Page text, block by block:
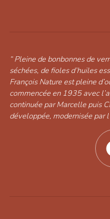
“ Pleine de bonbonnes de
séchées, de fioles d’huiles
François Nature est pleine
commencée en 1935 avec
continuée par Marcelle puis
développée, modernisée par